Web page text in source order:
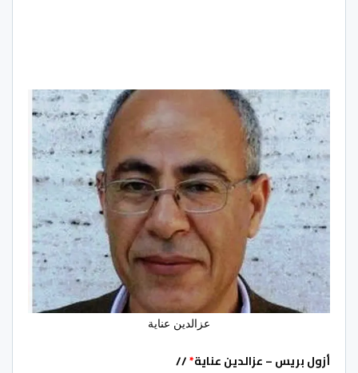
عزالدين عناية
أزول بريس – عزالدين عناية*
//